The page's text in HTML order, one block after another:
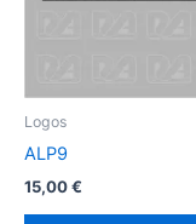
Logos
ALP9
15,00€